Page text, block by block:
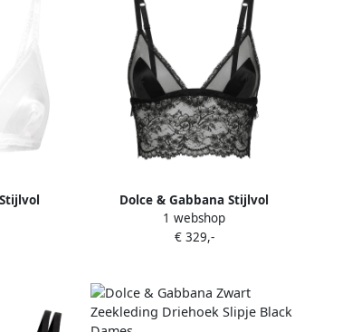
Dolce & Gabbana Stijlvol
O7C46Tono23N0000 Mode
Accessoire Black Dames
1 webshop
€ 329,-